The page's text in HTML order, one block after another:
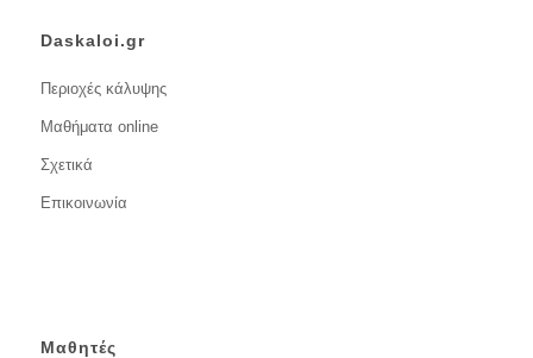
Daskaloi.gr
Περιοχές κάλυψης
Μαθήματα online
Σχετικά
Επικοινωνία
Μαθητές